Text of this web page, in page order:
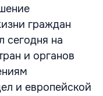
граждан
сегодня на
и органов
и европейской